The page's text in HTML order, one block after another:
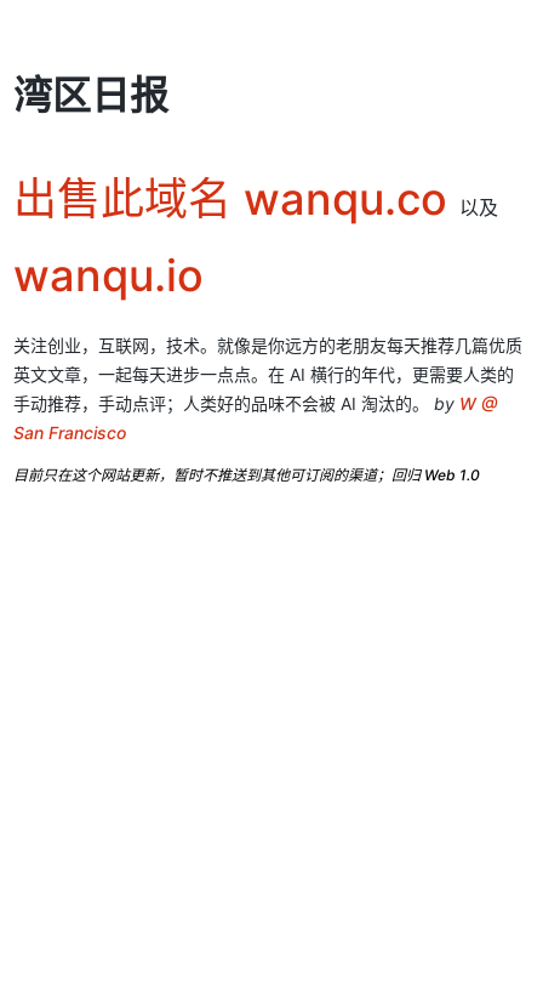
湾区日报
出售此域名 wanqu.co 以及
wanqu.io
关注创业，互联网，技术。就像是你远方的老朋友每天推荐几篇优质
英文文章，一起每天进步一点点。在 AI 横行的年代，更需要人类的
手动推荐，手动点评；人类好的品味不会被 AI 淘汰的。by W @
San Francisco
目前只在这个网站更新，暂时不推送到其他可订阅的渠道；回归 Web 1.0